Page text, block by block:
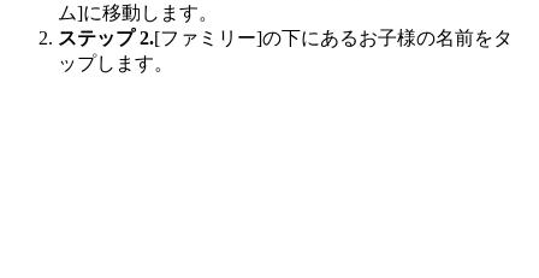
ム]に移動します。
ステップ 2.[ファミリー]の下にあるお子様の名前をタ
ップします。